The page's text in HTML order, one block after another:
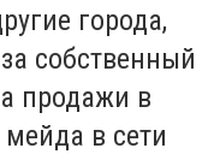
города,
собственный
продажи в
в сети